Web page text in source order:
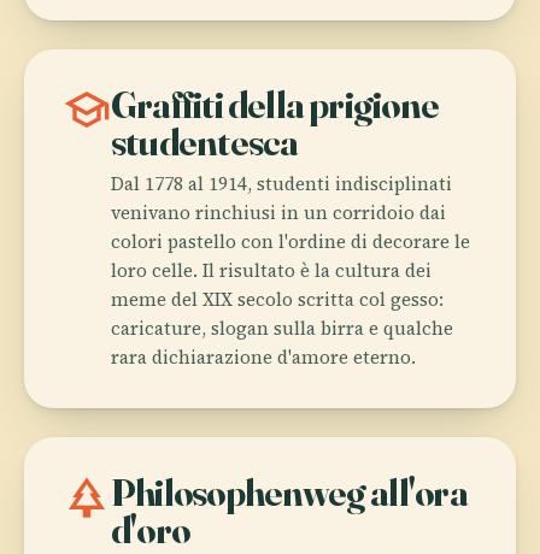
schoolGraffiti della prigione
studentesca
Dal 1778 al 1914, studenti indisciplinati
venivano rinchiusi in un corridoio dai
colori pastello con l'ordine di decorare le
loro celle. Il risultato è la cultura dei
meme del XIX secolo scritta col gesso:
caricature, slogan sulla birra e qualche
rara dichiarazione d'amore eterno.
parkPhilosophenweg all'ora
d'oro